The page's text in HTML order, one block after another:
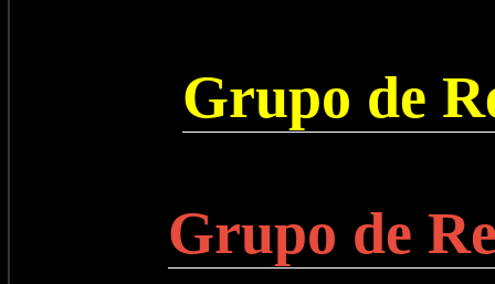
Grupo de
Grupo de